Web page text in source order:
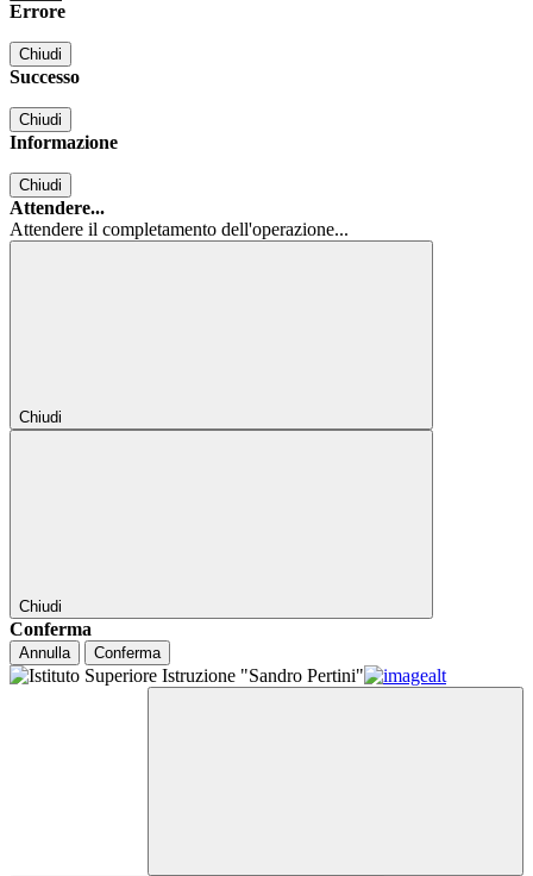
Errore
Chiudi
Successo
Chiudi
Informazione
Chiudi
Attendere...
Attendere il completamento dell'operazione...
Chiudi
Chiudi
Conferma
Annulla Conferma